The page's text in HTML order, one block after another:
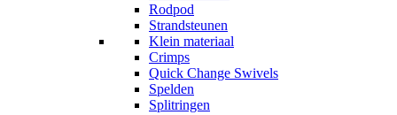
Rodpod
Strandsteunen
Klein materiaal
Crimps
Quick Change Swivels
Spelden
Splitringen